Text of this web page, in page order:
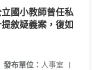
國小教師曾任私
敘疑義案，復如
發布單位： 人事室 |